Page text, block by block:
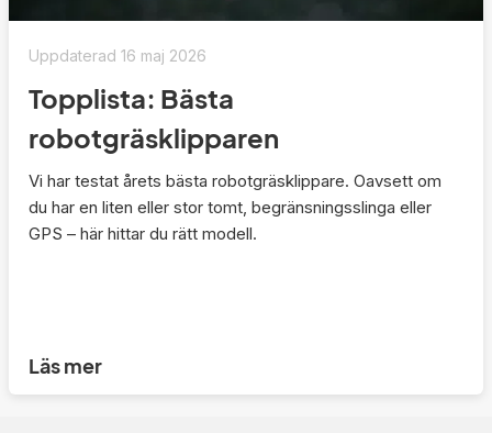
Uppdaterad 16 maj 2026
Topplista: Bästa
robotgräsklipparen
Vi har testat årets bästa robotgräsklippare. Oavsett om
du har en liten eller stor tomt, begränsningsslinga eller
GPS – här hittar du rätt modell.
Läs mer